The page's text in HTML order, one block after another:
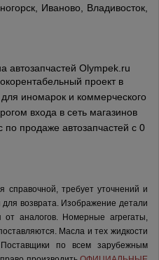
Иваново, Владивосток,
автозапчастей Olympek.ru
проект в
иномарок и коммерческого
входа в сеть магазинов
по продаже автозапчастей с 0
справочной, требует уточнений и
возврата. Изображение детали
от аналогов. Номерные агрегаты,
Масла и тех жидкости
Поставщики по всем зарубежным